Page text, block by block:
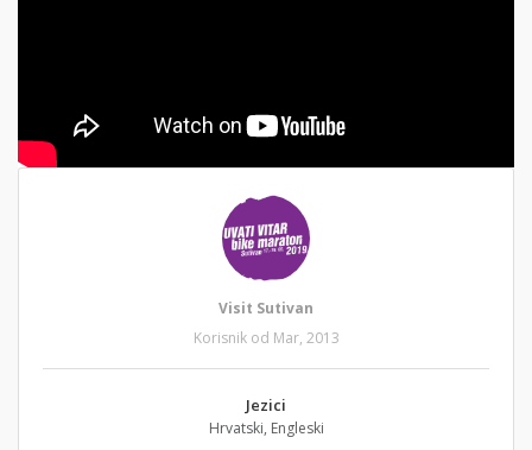
Visit Sutivan
Korisnik od Mar, 2013
Jezici
Hrvatski, Engleski